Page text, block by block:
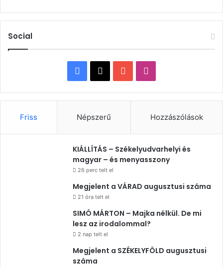
Social
Facebook
X YouTube
Friss Népszerű Hozzászólások
KIÁLLÍTÁS – Székelyudvarhelyi és
magyar – és menyasszony
26 perc telt el
Megjelent a VÁRAD augusztusi száma
21 óra telt el
SIMÓ MÁRTON – Majka nélkül. De mi
lesz az irodalommal?
2 nap telt el
Megjelent a SZÉKELYFÖLD augusztusi
száma